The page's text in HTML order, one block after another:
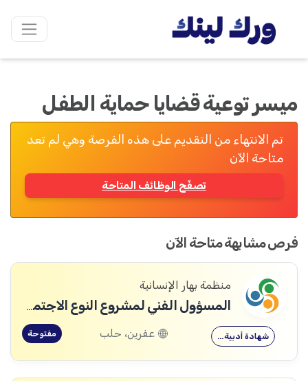
ميسر توعية قضايا حماية الطفل
تم الانتهاء من التقديم على هذه الفرصة وهي لم تعد
متاحة الآن
تصفّح الوظائف المتاحة
فرص مشابهة متاحة الآن
منظمة بهار الإنسانية
المسؤول الفني لمشروع النوع الاجتماعي
شهادة أدبية… عفرين، حلب مفتوحة